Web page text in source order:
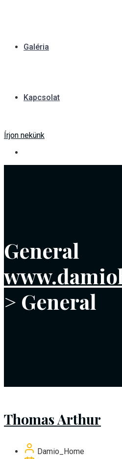
Galéria
Kapcsolat
Írjon nekünk
General
> General
Thomas Arthur
Damio_Home